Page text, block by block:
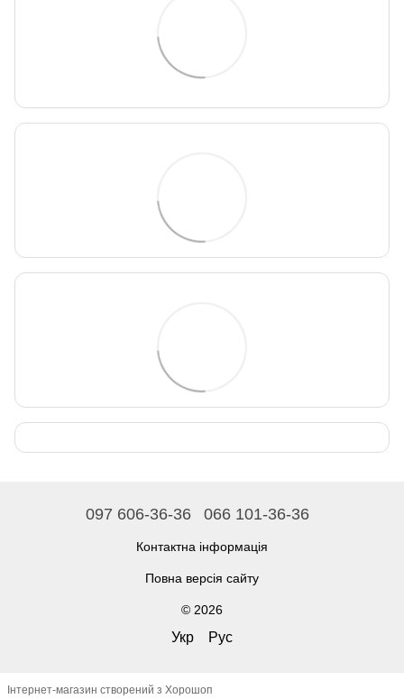
097 606-36-36 066 101-36-36
Контактна інформація
Повна версія сайту
© 2026
Укр Рус
Інтернет-магазин створений з Хорошоп